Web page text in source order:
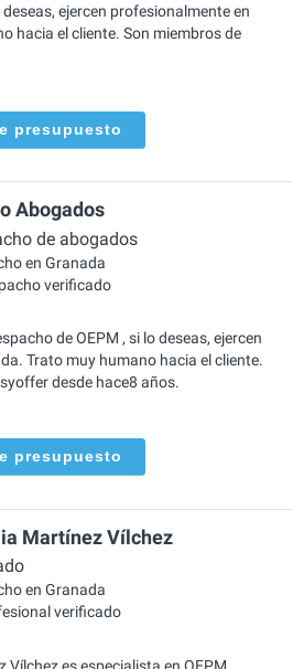
ejercen profesionalmente en
hacia el cliente. Son miembros de
presupuesto
Abogados
de abogados
en Granada
verificado
de OEPM , si lo deseas, ejercen
Trato muy humano hacia el cliente.
desde hace8 años.
presupuesto
Martínez Vílchez
en Granada
verificado
es especialista en OEPM ,